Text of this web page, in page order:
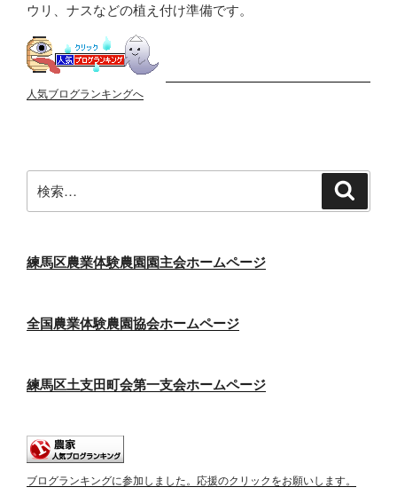
ウリ、ナスなどの植え付け準備です。
人気ブログランキングへ
索:
練馬区農業体験農園園主会ホームページ
全国農業体験農園協会ホームページ
練馬区土支田町会第一支会ホームページ
ブログランキングに参加しました。応援のクリックをお願いします。